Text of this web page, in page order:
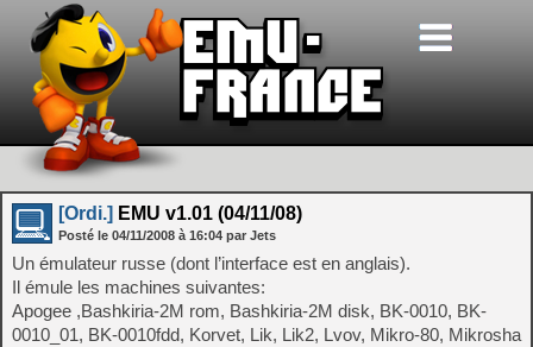
[Ordi.] EMU v1.01 (04/11/08)
Posté le 04/11/2008 à 16:04 par Jets
Un émulateur russe (dont l’interface est en anglais).
Il émule les machines suivantes:
Apogee ,Bashkiria-2M rom, Bashkiria-2M disk, BK-0010, BK-
0010_01, BK-0010fdd, Korvet, Lik, Lik2, Lvov, Mikro-80, Mikrosha